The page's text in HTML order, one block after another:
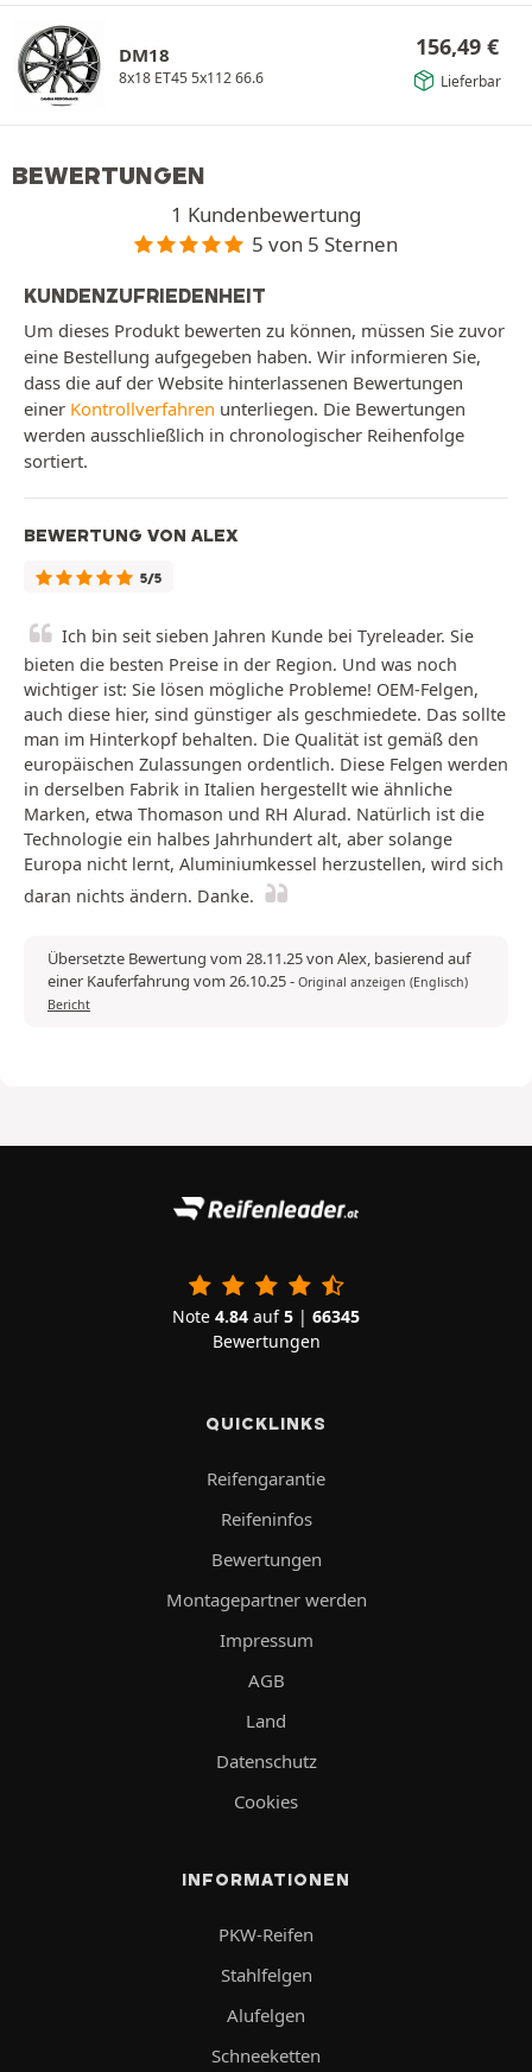
DM18
8x18 ET45 5x112 66.6
156,49 €
Lieferbar
BEWERTUNGEN
1 Kundenbewertung
5 von 5 Sternen
KUNDENZUFRIEDENHEIT
Um dieses Produkt bewerten zu können, müssen Sie zuvor
eine Bestellung aufgegeben haben. Wir informieren Sie,
dass die auf der Website hinterlassenen Bewertungen
einer Kontrollverfahren unterliegen. Die Bewertungen
werden ausschließlich in chronologischer Reihenfolge
sortiert.
BEWERTUNG VON ALEX
5/5
Ich bin seit sieben Jahren Kunde bei Tyreleader. Sie
bieten die besten Preise in der Region. Und was noch
wichtiger ist: Sie lösen mögliche Probleme! OEM-Felgen,
auch diese hier, sind günstiger als geschmiedete. Das sollte
man im Hinterkopf behalten. Die Qualität ist gemäß den
europäischen Zulassungen ordentlich. Diese Felgen werden
in derselben Fabrik in Italien hergestellt wie ähnliche
Marken, etwa Thomason und RH Alurad. Natürlich ist die
Technologie ein halbes Jahrhundert alt, aber solange
Europa nicht lernt, Aluminiumkessel herzustellen, wird sich
daran nichts ändern. Danke.
Übersetzte Bewertung vom 28.11.25 von Alex, basierend auf
einer Kauferfahrung vom 26.10.25- Original anzeigen (Englisch)
Bericht
Note 4.84 auf5 | 66345
Bewertungen
QUICKLINKS
Reifengarantie
Reifeninfos
Bewertungen
Montagepartner werden
Impressum
AGB
Land
Datenschutz
Cookies
INFORMATIONEN
PKW-Reifen
Stahlfelgen
Alufelgen
Schneeketten